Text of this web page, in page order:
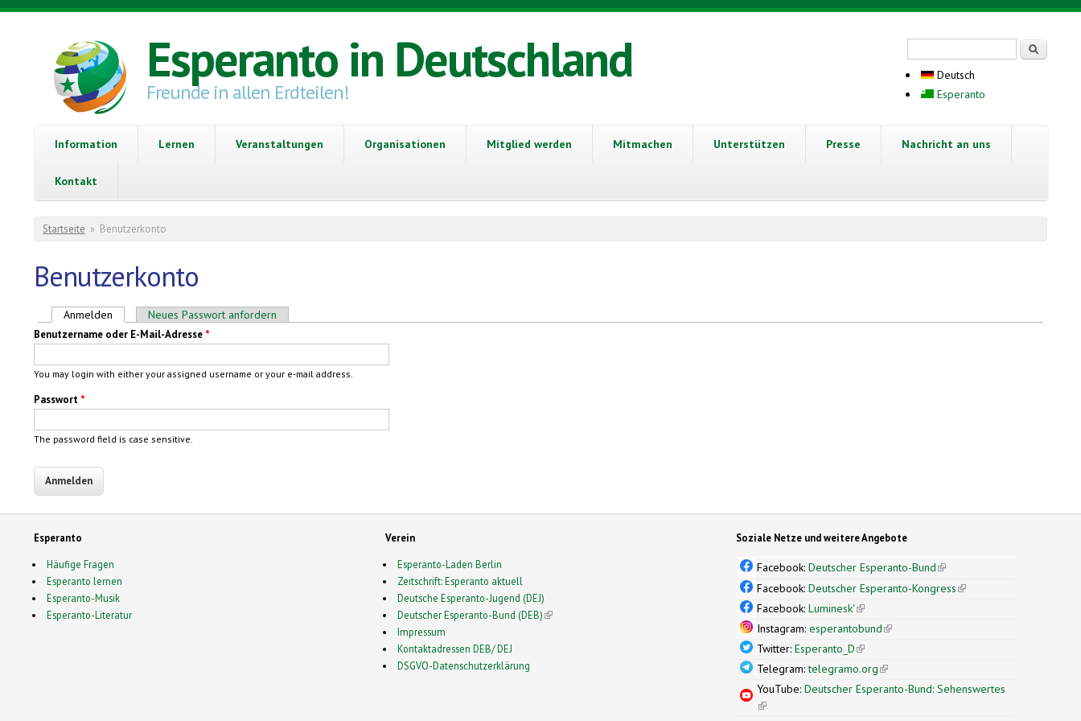
Direkt zum Inhalt
Esperanto in Deutschland
Freunde in allen Erdteilen!
Deutsch
Esperanto
Information Lernen Veranstaltungen Organisationen Mitglied werden Mitmachen Unterstützen Presse Nachricht an uns
Kontakt
Sie sind hier
Startseite » Benutzerkonto
Benutzerkonto
Haupt-Reiter
Anmelden (aktiver Reiter)
Neues Passwort anfordern
Benutzername oder E-Mail-Adresse *
You may login with either your assigned username or your e-mail address.
Passwort *
The password field is case sensitive.
Esperanto
Häufige Fragen
Esperanto lernen
Esperanto-Musik
Esperanto-Literatur
Verein
Esperanto-Laden Berlin
Zeitschrift: Esperanto aktuell
Deutsche Esperanto-Jugend (DEJ)
Deutscher Esperanto-Bund (DEB)(link is external)
Impressum
Kontaktadressen DEB/ DEJ
DSGVO-Datenschutzerklärung
Soziale Netze und weitere Angebote
Facebook:Deutscher Esperanto-Bund(link is external)
Facebook:Deutscher Esperanto-Kongress(link is external)
Facebook:Luminesk'(link is external)
Instagram:esperantobund(link is external)
Twitter:Esperanto_D(link is external)
Telegram:telegramo.org(link is external)
YouTube:Deutscher Esperanto-Bund: Sehenswertes
(link is external)